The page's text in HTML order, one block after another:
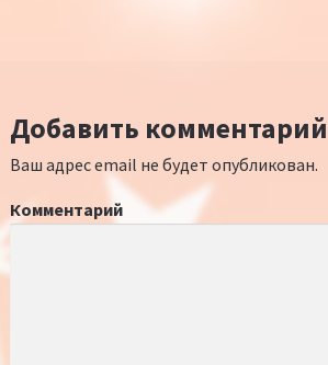
Добавить комментарий
Ваш адрес email не будет опубликован.
Комментарий